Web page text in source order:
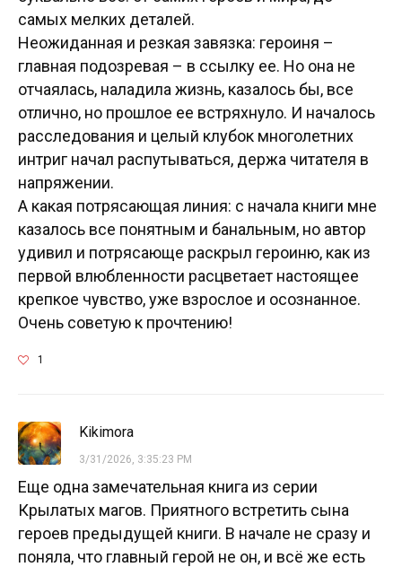
самых мелких деталей.
Неожиданная и резкая завязка: героиня –
главная подозревая – в ссылку ее. Но она не
отчаялась, наладила жизнь, казалось бы, все
отлично, но прошлое ее встряхнуло. И началось
расследования и целый клубок многолетних
интриг начал распутываться, держа читателя в
напряжении.
А какая потрясающая линия: с начала книги мне
казалось все понятным и банальным, но автор
удивил и потрясающе раскрыл героиню, как из
первой влюбленности расцветает настоящее
крепкое чувство, уже взрослое и осознанное.
Очень советую к прочтению!
1
Kikimora
3/31/2026, 3:35:23 PM
Еще одна замечательная книга из серии
Крылатых магов. Приятного встретить сына
героев предыдущей книги. В начале не сразу и
поняла, что главный герой не он, и всё же есть